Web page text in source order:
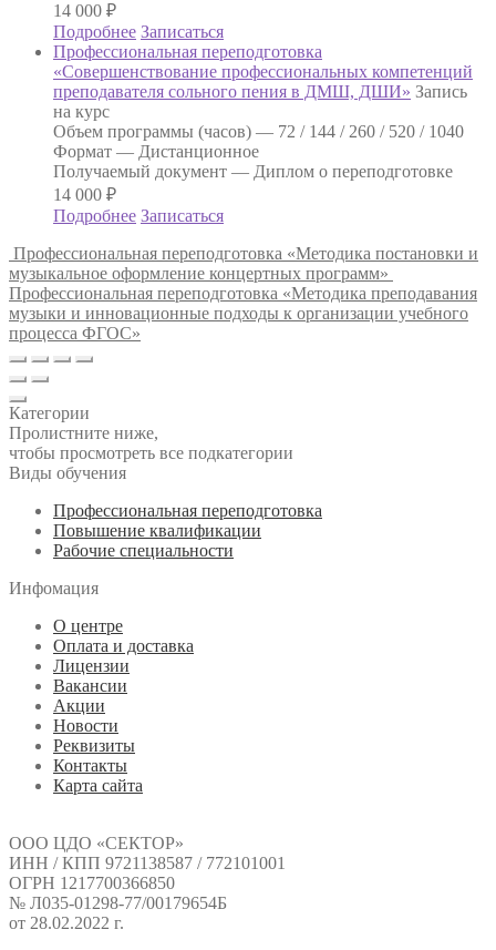
14 000 ₽
Подробнее Записаться
Профессиональная переподготовка
«Совершенствование профессиональных компетенций
преподавателя сольного пения в ДМШ, ДШИ» Запись
на курс
Объем программы (часов) — 72 / 144 / 260 / 520 / 1040
Формат — Дистанционное
Получаемый документ — Диплом о переподготовке
14 000 ₽
Подробнее Записаться
Профессиональная переподготовка «Методика постановки и
музыкальное оформление концертных программ»
Профессиональная переподготовка «Методика преподавания
музыки и инновационные подходы к организации учебного
процесса ФГОС»
Категории
Пролистните ниже,
чтобы просмотреть все подкатегории
Виды обучения
Профессиональная переподготовка
Повышение квалификации
Рабочие специальности
Инфомация
О центре
Оплата и доставка
Лицензии
Вакансии
Акции
Новости
Реквизиты
Контакты
Карта сайта
ООО ЦДО «СЕКТОР»
ИНН / КПП 9721138587 / 772101001
ОГРН 1217700366850
№ Л035-01298-77/00179654Б
от 28.02.2022 г.